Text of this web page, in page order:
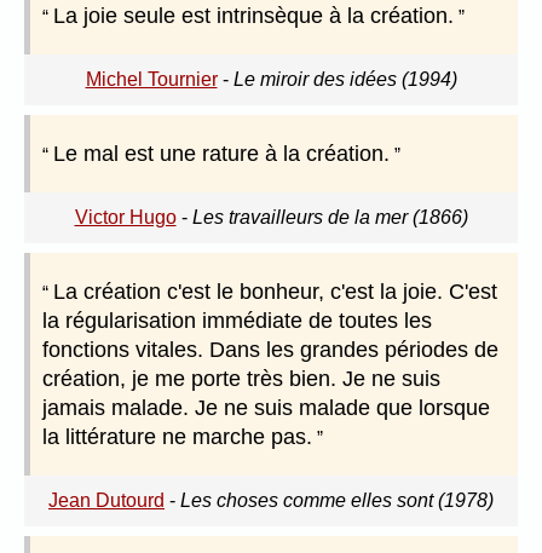
La joie seule est intrinsèque à la création.
Michel Tournier- Le miroir des idées (1994)
Le mal est une rature à la création.
Victor Hugo- Les travailleurs de la mer (1866)
La création c'est le bonheur, c'est la joie. C'est
la régularisation immédiate de toutes les
fonctions vitales. Dans les grandes périodes de
création, je me porte très bien. Je ne suis
jamais malade. Je ne suis malade que lorsque
la littérature ne marche pas.
Jean Dutourd - Les choses comme elles sont (1978)